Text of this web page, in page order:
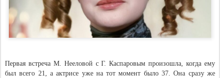
Первая встреча М. Нееловой с Г. Каспаровым произошла, когда ему
был всего 21, а актрисе уже на тот момент было 37. Она сразу же